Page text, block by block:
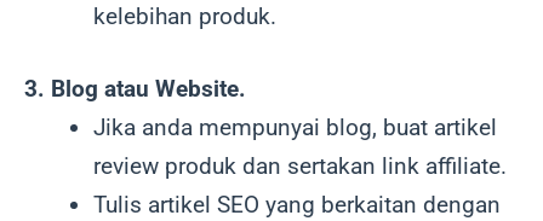
kelebihan produk.
3. Blog atau Website.
Jika anda mempunyai blog, buat artikel
review produk dan sertakan link affiliate.
Tulis artikel SEO yang berkaitan dengan